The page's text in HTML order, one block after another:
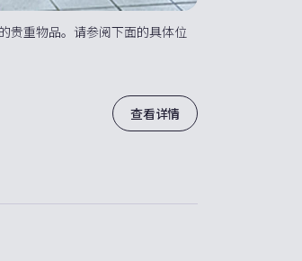
贵重物品。请参阅下面的具体位
查看详情